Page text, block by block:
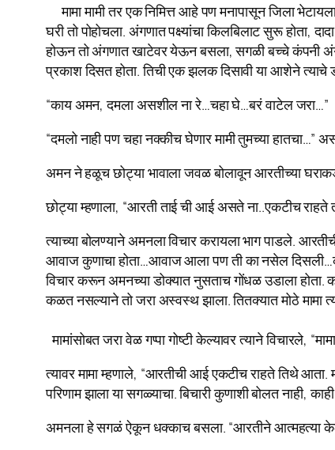
मामा मामी तर एक निमित्त आहे पण मनापासून जिला
घरी तो पोहोचला. अंगणात पक्ष्यांचा किलबिलाट सुरू होता,
होऊन तो अंगणात खाटेवर येऊन बसला, सगळी बच्चे कंपनी
प्रकाश दिसत होता. तिची एक‌ झलक दिसावी या आशेने त्याचे
“काय अमन, दमला असशील ना रे…चहा घे…बरं वाटेल जरा…”
“दमलो‌ नाही पण चहा नक्कीच घेणार मामी तुमच्या हातचा…”
अमन ने हळूच छोट्या भावाला जवळ बोलावून आरतीच्या
छोट्या म्हणाला, “आरती ताई ची आई असते ना..एकटीच राहते
त्याच्या बोलण्याने अमनला विचार करायला भाग पाडले.
आवाज कुणाचा होता…आवाज आला पण ती का नसेल
विचार करून अमनच्या डोक्यात नुसताच गोंधळ उडाला होता.
कळत नसल्याने तो जरा अस्वस्थ झाला. तितक्यात मोठे मामा
मामांसोबत जरा वेळ गप्पा गोष्टी केल्यावर त्याने विचारले,
त्यावर मामा म्हणाले, “आरतीची आई एकटीच राहते तिथे
परिणाम झाला या सगळ्याचा. बिचारी कुणाशी बोलत नाही,
अमनला हे सगळं ऐकून धक्काच बसला. “आरतीने आत्महत्या